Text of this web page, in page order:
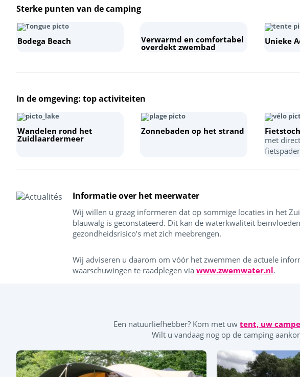
Sterke punten van de camping
Bodega Beach Verwarmd en comfortabel
overdekt zwembad
Unieke
In de omgeving: top activiteiten
Wandelen rond het
Zuidlaardermeer
Zonnebaden op het strand
met
Informatie over het meerwater
Wij willen u graag informeren dat op sommige locaties in het
blauwalg is geconstateerd. Dit kan de waterkwaliteit
gezondheidsrisico’s met zich meebrengen.
Wij adviseren u daarom om vóór het zwemmen de actuele
waarschuwingen te raadplegen via www.zwemwater.nl.
Een natuurliefhebber? Kom met uw tent, uw
Wilt u vandaag nog op de camping